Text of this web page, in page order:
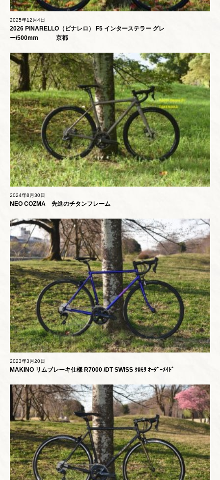
2025年12月4日
2026 PINARELLO（ピナレロ） F5 インターステラー グレ
ー/500mm 京都
2024年8月30日
NEO COZMA 先進のチタンフレーム
2023年3月20日
MAKINO リムブレーキ仕様 R7000 /DT SWISS ｸﾛﾓﾘ ｵｰﾀﾞｰﾒｲﾄﾞ